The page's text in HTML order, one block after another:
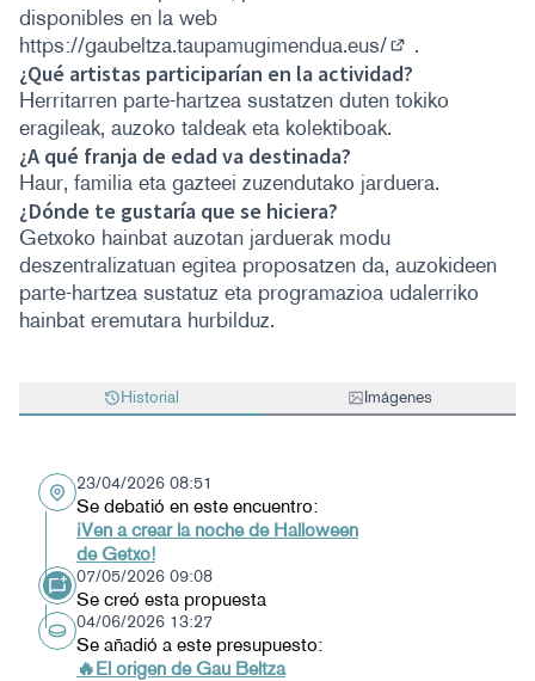
disponibles en la web
https://gaubeltza.taupamugimendua.eus/
(Enlace externo)
.
¿Qué artistas participarían en la actividad?
Herritarren parte-hartzea sustatzen duten tokiko
eragileak, auzoko taldeak eta kolektiboak.
¿A qué franja de edad va destinada?
Haur, familia eta gazteei zuzendutako jarduera.
¿Dónde te gustaría que se hiciera?
Getxoko hainbat auzotan jarduerak modu
deszentralizatuan egitea proposatzen da, auzokideen
parte-hartzea sustatuz eta programazioa udalerriko
hainbat eremutara hurbilduz.
Historial Imágenes
23/04/2026 08:51
Se debatió en este encuentro:
¡Ven a crear la noche de Halloween
de Getxo!
07/05/2026 09:08
Se creó esta propuesta
04/06/2026 13:27
Se añadió a este presupuesto:
🔥El origen de Gau Beltza